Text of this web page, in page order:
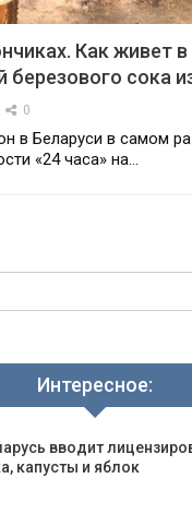
Как живет
березового сока
0
в Беларуси в самом
«24 часа» на…
Интересное:
вводит
капусты и яблок